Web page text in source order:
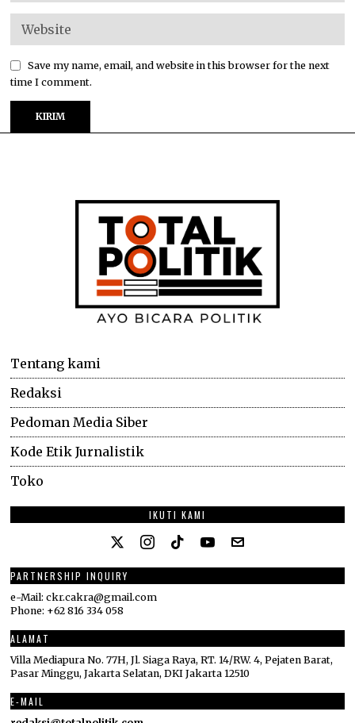
Save my name, email, and website in this browser for the next
time I comment.
Tentang kami
Redaksi
Pedoman Media Siber
Kode Etik Jurnalistik
Toko
IKUTI KAMI
PARTNERSHIP INQUIRY
e-Mail: ckr.cakra@gmail.com
Phone: +62 816 334 058
ALAMAT
Villa Mediapura No. 77H, Jl. Siaga Raya, RT. 14/RW. 4, Pejaten Barat,
Pasar Minggu, Jakarta Selatan, DKI Jakarta 12510
E-MAIL